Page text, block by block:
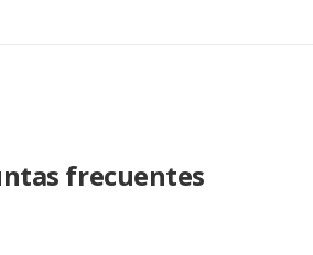
frecuentes